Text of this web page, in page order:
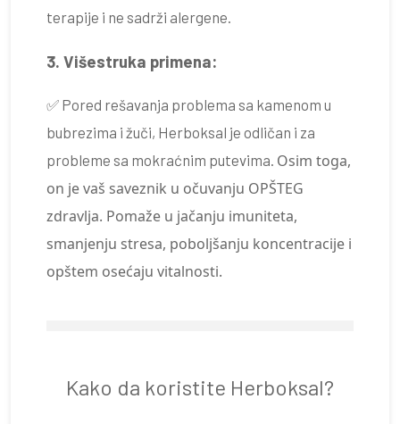
terapije i ne sadrži alergene.
3. Višestruka primena:
✅ Pored rešavanja problema sa kamenom u
bubrezima i žuči, Herboksal je odličan i za
probleme sa mokraćnim putevima. Osim toga,
on je vaš saveznik u očuvanju OPŠTEG
zdravlja. Pomaže u jačanju imuniteta,
smanjenju stresa, poboljšanju koncentracije i
opštem osećaju vitalnosti.
Kako da koristite Herboksal?